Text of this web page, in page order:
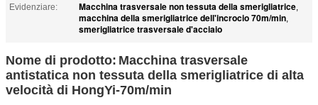
Evidenziare:
Macchina trasversale non tessuta della smerigliatrice,
macchina della smerigliatrice dell'incrocio 70m/min,
smerigliatrice trasversale d'acciaio
Nome di prodotto: Macchina trasversale
antistatica non tessuta della smerigliatrice di alta
velocità di HongYi-70m/min